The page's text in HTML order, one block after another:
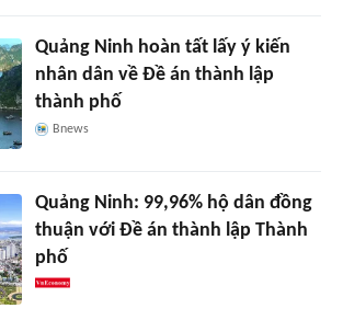
Quảng Ninh hoàn tất lấy ý kiến
nhân dân về Đề án thành lập
thành phố
Bnews
Quảng Ninh: 99,96% hộ dân đồng
thuận với Đề án thành lập Thành
phố